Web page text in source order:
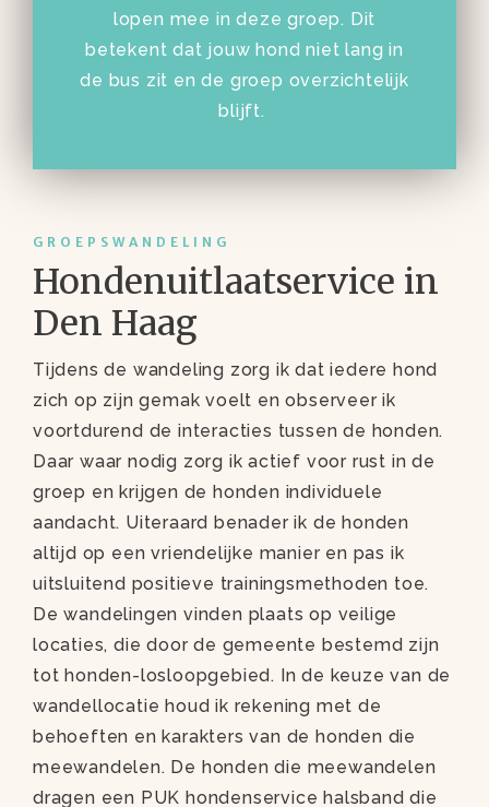
lopen mee in deze groep. Dit
betekent dat jouw hond niet lang in
de bus zit en de groep overzichtelijk
blijft.
GROEPSWANDELING
Hondenuitlaatservice in
Den Haag
Tijdens de wandeling zorg ik dat iedere hond
zich op zijn gemak voelt en observeer ik
voortdurend de interacties tussen de honden.
Daar waar nodig zorg ik actief voor rust in de
groep en krijgen de honden individuele
aandacht. Uiteraard benader ik de honden
altijd op een vriendelijke manier en pas ik
uitsluitend positieve trainingsmethoden toe.
De wandelingen vinden plaats op veilige
locaties, die door de gemeente bestemd zijn
tot honden-losloopgebied. In de keuze van de
wandellocatie houd ik rekening met de
behoeften en karakters van de honden die
meewandelen. De honden die meewandelen
dragen een PUK hondenservice halsband die